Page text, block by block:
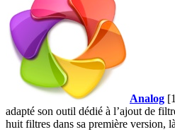
Analog
adapté son outil dédié à l’ajout de
huit filtres dans sa première version,